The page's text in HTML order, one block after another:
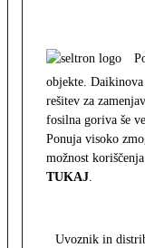
objekte.
rešitev za
fosilna goriva še
Ponuja visoko
možnost
TUKAJ.
Uvoznik in